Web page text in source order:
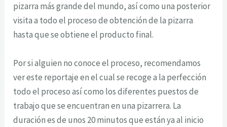
pizarra más grande del mundo, así como una posterior
visita a todo el proceso de obtención de la pizarra
hasta que se obtiene el producto final.
Por si alguien no conoce el proceso, recomendamos
ver este reportaje en el cual se recoge a la perfección
todo el proceso así como los diferentes puestos de
trabajo que se encuentran en una pizarrera. La
duración es de unos 20 minutos que están ya al inicio